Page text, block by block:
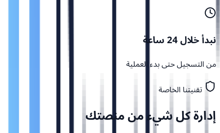
نبدأ خلال 24 ساعة
من التسجيل حتى بدء العملية
تقنيتنا الخاصة
إدارة كل شيء منمنصتك